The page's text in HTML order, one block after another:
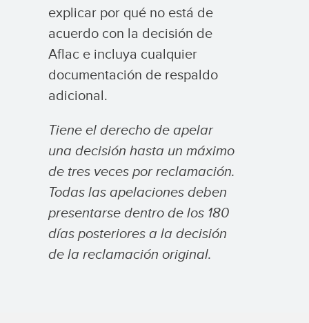
explicar por qué no está de
acuerdo con la decisión de
Aflac e incluya cualquier
documentación de respaldo
adicional.
Tiene el derecho de apelar
una decisión hasta un máximo
de tres veces por reclamación.
Todas las apelaciones deben
presentarse dentro de los 180
días posteriores a la decisión
de la reclamación original.